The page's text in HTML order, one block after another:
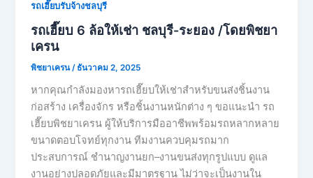
รถเฮี๊ยบรับจ้างชลบุรี
รถเฮี๊ยบ 6 ล้อให้เช่า ชลบุรี-ระยอง /โดยพิชยา
เครน
พิชยาเครน / ธันวาคม 2, 2025
หากคุณกำลังมองหารถเฮี๊ยบให้เช่าสำหรับขนส่งชิ้นงาน
ก่อสร้าง เครื่องจักร หรือชิ้นงานหนักต่าง ๆ ขอแนะนำ รถ
เฮี๊ยบพิชยาเครน ผู้ให้บริการมืออาชีพพร้อมรถหลากหลาย
ขนาดตอบโจทย์ทุกงาน ทีมงานควบคุมรถมาก
ประสบการณ์ ชำนาญงานยก–งานขนส่งทุกรูปแบบ ดูแล
งานอย่างปลอดภัยและมีมาตรฐาน ไม่ว่าจะเป็นงานใน